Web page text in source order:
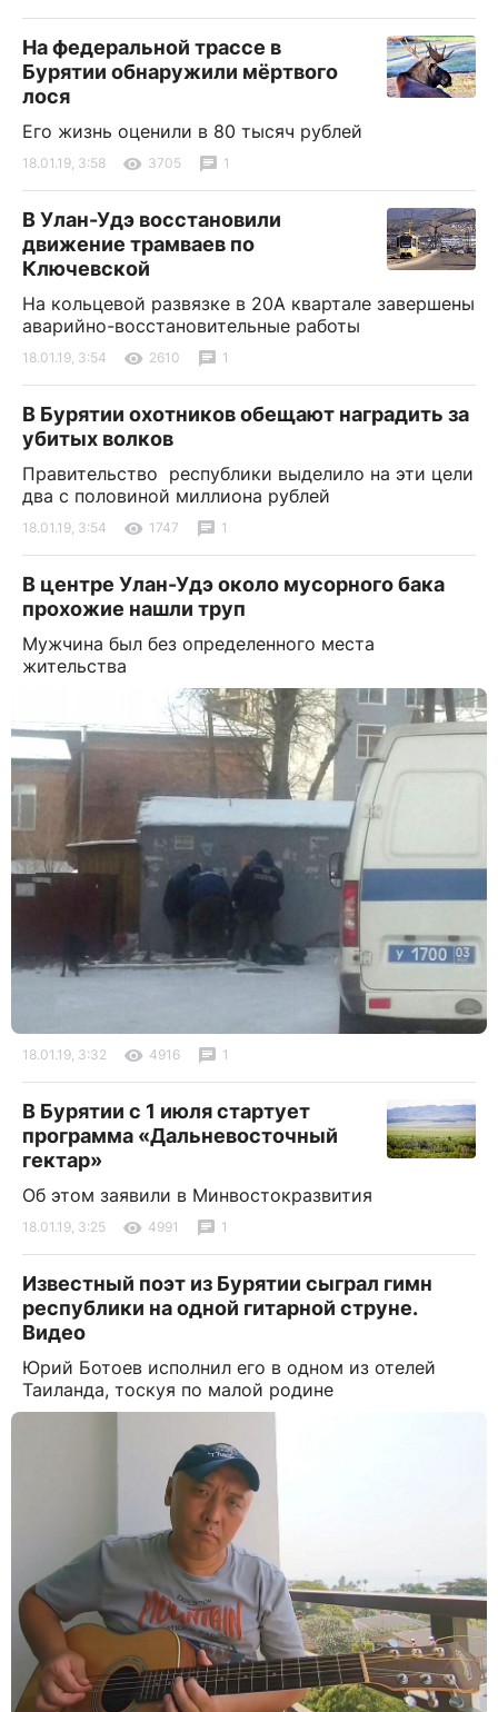
На федеральной трассе в
Бурятии обнаружили мёртвого
лося
Его жизнь оценили в 80 тысяч рублей
18.01.19, 3:58 3705 1
В Улан-Удэ восстановили
движение трамваев по
Ключевской
На кольцевой развязке в 20А квартале завершены
аварийно-восстановительные работы
18.01.19, 3:54 2610 1
В Бурятии охотников обещают наградить за
убитых волков
Правительство республики выделило на эти цели
два с половиной миллиона рублей
18.01.19, 3:54 1747 1
В центре Улан-Удэ около мусорного бака
прохожие нашли труп
Мужчина был без определенного места
жительства
18.01.19, 3:32 4916 1
В Бурятии с 1 июля стартует
программа «Дальневосточный
гектар»
Об этом заявили в Минвостокразвития
18.01.19, 3:25 4991 1
Известный поэт из Бурятии сыграл гимн
республики на одной гитарной струне.
Видео
Юрий Ботоев исполнил его в одном из отелей
Таиланда, тоскуя по малой родине